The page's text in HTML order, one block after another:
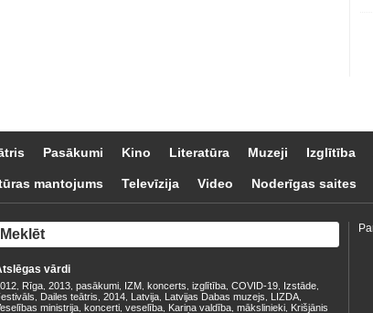
Pasākumi Kino Literatūra Muzeji Izglītība
mantojums Televīzija Video Noderīgas saites
vārdi
Rīga 2013 pasākumi IZM koncerts izglītība COVID-19 Izstāde
Dailes teātris 2014 Latvija Latvijas Dabas muzejs LIZDA
ministrija koncerti veselība Kariņa valdība mākslinieki Krišjānis